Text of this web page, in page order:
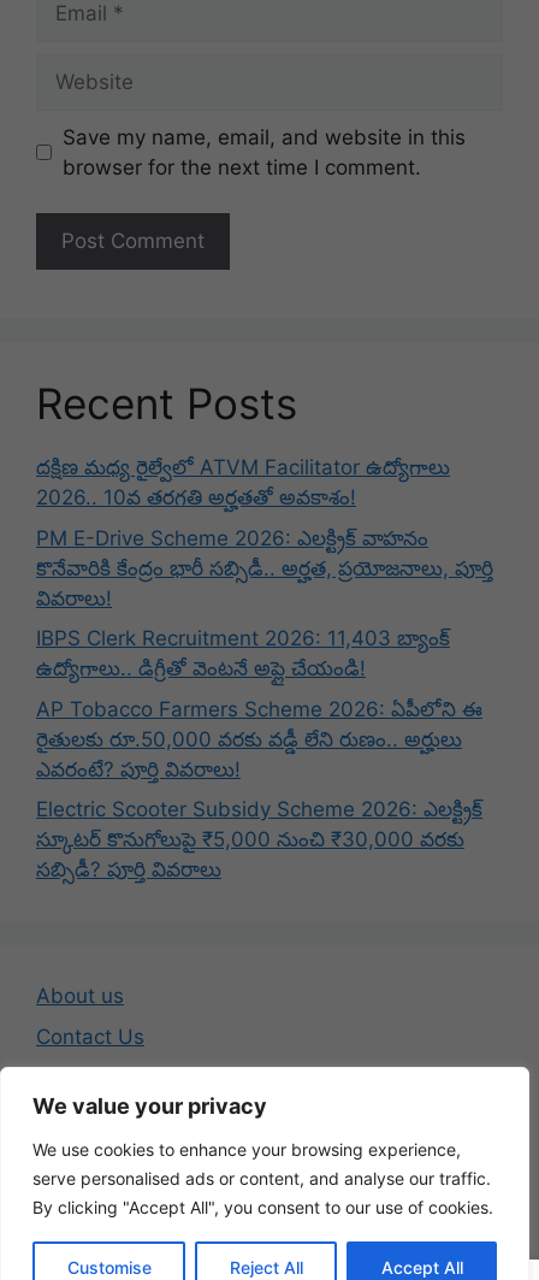
We value your privacy
We use cookies to enhance your browsing experience,
serve personalised ads or content, and analyse our traffic.
By clicking "Accept All", you consent to our use of cookies.
Customise Reject All Accept All
Save my name, email, and website in this
browser for the next time I comment.
Recent Posts
దక్షిణ మధ్య రైల్వేలో ATVM Facilitator ఉద్యోగాలు
2026.. 10వ తరగతి అర్హతతో అవకాశం!
PM E-Drive Scheme 2026: ఎలక్ట్రిక్ వాహనం
కొనేవారికి కేంద్రం భారీ సబ్సిడీ.. అర్హత, ప్రయోజనాలు, పూర్తి
వివరాలు!
IBPS Clerk Recruitment 2026: 11,403 బ్యాంక్
ఉద్యోగాలు.. డిగ్రీతో వెంటనే అప్లై చేయండి!
AP Tobacco Farmers Scheme 2026: ఏపీలోని ఈ
రైతులకు రూ.50,000 వరకు వడ్డీ లేని రుణం.. అర్హులు
ఎవరంటే? పూర్తి వివరాలు!
Electric Scooter Subsidy Scheme 2026: ఎలక్ట్రిక్
స్కూటర్ కొనుగోలుపై ₹5,000 నుంచి ₹30,000 వరకు
సబ్సిడీ? పూర్తి వివరాలు
About us
Contact Us
Privacy Policy
Terms And Conditions
© 2026 Telugu Jobs Guru - Latest Telugu Job Updates
• Built withGeneratePress